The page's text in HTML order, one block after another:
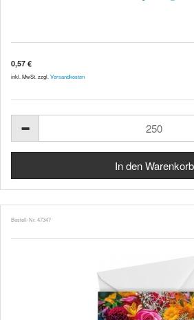
0,57 €
inkl. MwSt. zzgl. Versandkosten
Bestell-Nr. 47347